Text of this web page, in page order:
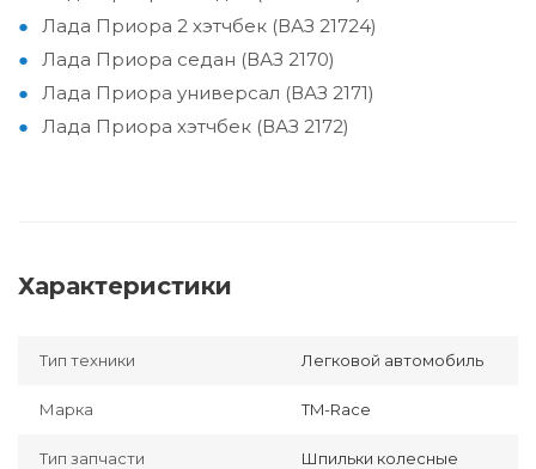
Лада Приора 2 хэтчбек (ВАЗ 21724)
Лада Приора седан (ВАЗ 2170)
Лада Приора универсал (ВАЗ 2171)
Лада Приора хэтчбек (ВАЗ 2172)
Характеристики
Тип техники Легковой автомобиль
Марка TM-Race
Тип запчасти Шпильки колесные